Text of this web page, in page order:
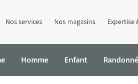
Nos services Nos magasins Expertise
Homme Enfant